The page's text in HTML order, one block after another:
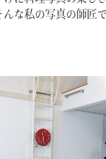
んな私の写真の師匠